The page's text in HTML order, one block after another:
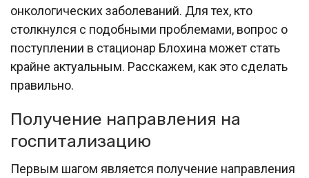
онкологических заболеваний. Для тех, кто
столкнулся с подобными проблемами, вопрос о
поступлении в стационар Блохина может стать
крайне актуальным. Расскажем, как это сделать
правильно.
Получение направления на
госпитализацию
Первым шагом является получение направления